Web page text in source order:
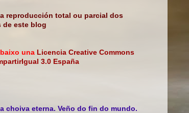
reproducción total ou parcial dos
de este blog
una Licencia Creative Commons
3.0 España
choiva eterna. Veño do fin do mundo.